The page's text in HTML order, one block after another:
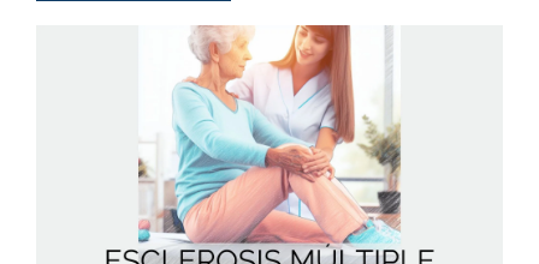
lumbar
la
fisioterapia